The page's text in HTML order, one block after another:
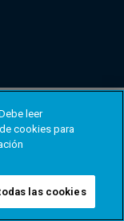
leer
cookies para
las cookies